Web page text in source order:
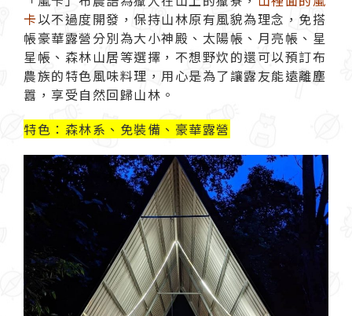
卡以不過度開發，保持山林原有風貌為理念，免搭
帳豪華露營分別為大小神殿、太陽帳、月亮帳、星
星帳、森林山居等選擇，不想野炊的還可以預訂布
農族的特色風味料理，用心是為了讓露友能遠離塵
囂，享受自然回歸山林。
特色：森林系、免裝備、豪華露營